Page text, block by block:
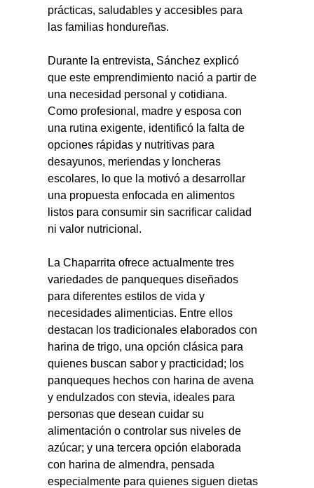
prácticas, saludables y accesibles para
las familias hondureñas.
Durante la entrevista, Sánchez explicó
que este emprendimiento nació a partir de
una necesidad personal y cotidiana.
Como profesional, madre y esposa con
una rutina exigente, identificó la falta de
opciones rápidas y nutritivas para
desayunos, meriendas y loncheras
escolares, lo que la motivó a desarrollar
una propuesta enfocada en alimentos
listos para consumir sin sacrificar calidad
ni valor nutricional.
La Chaparrita ofrece actualmente tres
variedades de panqueques diseñados
para diferentes estilos de vida y
necesidades alimenticias. Entre ellos
destacan los tradicionales elaborados con
harina de trigo, una opción clásica para
quienes buscan sabor y practicidad; los
panqueques hechos con harina de avena
y endulzados con stevia, ideales para
personas que desean cuidar su
alimentación o controlar sus niveles de
azúcar; y una tercera opción elaborada
con harina de almendra, pensada
especialmente para quienes siguen dietas